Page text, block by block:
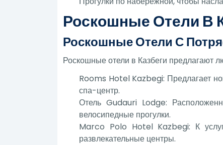
Роскошные Отели В
Роскошные Отели С
Роскошные отели в Казбеги предлагают
Rooms Hotel Kazbegi: Предлагает
спа-центр.
Отель Gudauri Lodge:
велосипедные прогулки.
Marco Polo Hotel Kazbegi: К
развлекательные центры.